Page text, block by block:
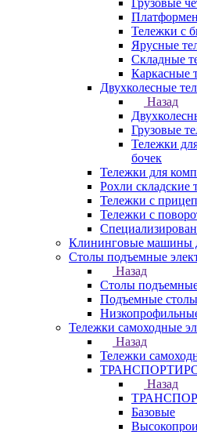
Грузовые
Тележки с
Ярусные
Складные
Каркасные
Двухколесные
Назад
Грузовые
Тележки
бочек
Тележки для
Рохли складские
Тележки с
Тележки с
Клининговые машины
Столы подъемные
Назад
Столы
Подъемные
Тележки самоходные
Назад
Тележки
Назад
Базовые